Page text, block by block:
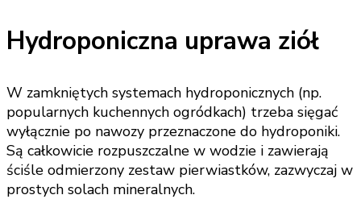
Hydroponiczna uprawa ziół
W zamkniętych systemach hydroponicznych (np.
popularnych kuchennych ogródkach) trzeba sięgać
wyłącznie po nawozy przeznaczone do hydroponiki.
Są całkowicie rozpuszczalne w wodzie i zawierają
ściśle odmierzony zestaw pierwiastków, zazwyczaj w
prostych solach mineralnych.